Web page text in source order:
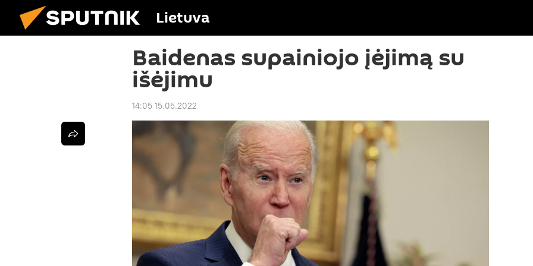
Lietuva
Baidenas supainiojo įėjimą su
išėjimu
14:05 15.05.2022